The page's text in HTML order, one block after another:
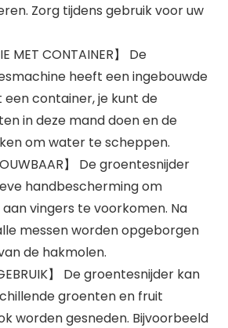
Zorg tijdens gebruik voor uw
MET CONTAINER】 De
heeft een ingebouwde
container, je kunt de
in deze mand doen en de
om water te scheppen.
】 De groentesnijder
handbescherming om
vingers te voorkomen. Na
messen worden opgeborgen
de hakmolen.
GEBRUIK】 De groentesnijder kan
groenten en fruit
worden gesneden. Bijvoorbeeld